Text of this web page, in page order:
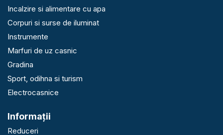
Incalzire si alimentare cu apa
Corpuri si surse de iluminat
Instrumente
Marfuri de uz casnic
Gradina
Sport, odihna si turism
Electrocasnice
Informaţii
Reduceri